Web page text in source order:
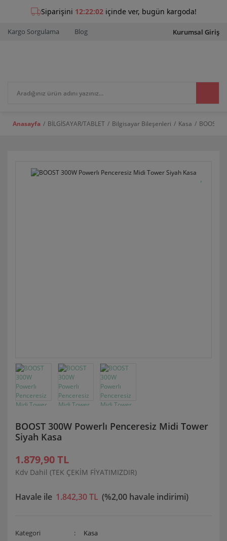
Kargo Sorgulama Blog Kurumsal Giriş
Anasayfa BİLGİSAYAR/TABLET Bilgisayar Bileşenleri Kasa BOOST
BOOST 300W Powerlı Penceresiz Midi Tower
Siyah Kasa
1.879,90 TL
Kdv Dahil (TEK ÇEKİM FİYATIMIZDIR)
Havale ile 1.842,30 TL (%2,00 havale indirimi)
Kategori
Kasa